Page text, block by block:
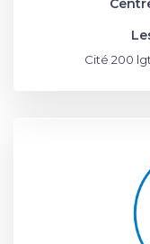
Cité 200